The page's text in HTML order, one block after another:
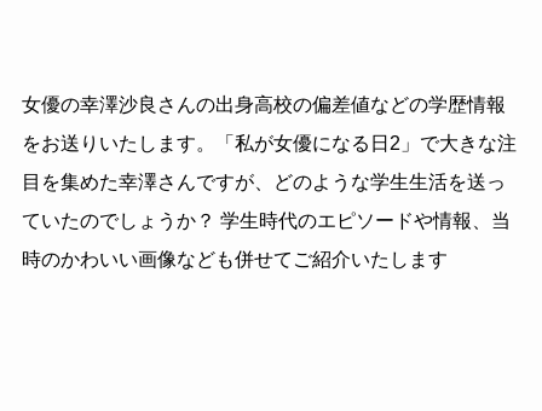
女優の幸澤沙良さんの出身高校の偏差値などの学歴情報
をお送りいたします。「私が女優になる日2」で大きな注
目を集めた幸澤さんですが、どのような学生生活を送っ
ていたのでしょうか？ 学生時代のエピソードや情報、当
時のかわいい画像なども併せてご紹介いたします